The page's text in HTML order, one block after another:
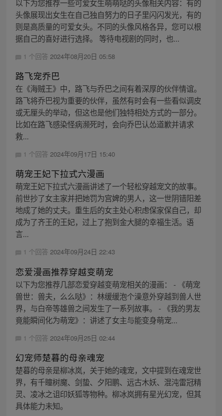
以下为您推荐一些可爱女生萌萌哒的头像相关内容：有的
头像展现出女生在自己独自努力的日子里闪闪发光，有的
则是高质量的可爱女头。不同的头像风格各异，您可以根
据自己的喜好进行选择。 等待电视剧的同时，也...
1 个回答 2024年08月20日 05:58
路飞宠乔巴
在《海贼王》中，路飞与乔巴之间有着深厚的伙伴情谊。
路飞将乔巴视为重要的伙伴，虽然有时会有一些看似调皮
或无厘头的举动，但这也是他们独特相处方式的一部分。
比如在路飞感染怪病濒死时，会向乔巴认怂道歉并请求
救...
1 个回答 2024年09月17日 15:40
萌宠王妃下拉式六漫画
萌宠王妃下拉式六漫画讲述了一个轻松穿越宠文的故事。
前世抄了女主家并把她罚为宫婢的男人，这一世阴错阳差
地成了她的丈夫。重生后的女主处心积虑保家保自己，却
成为了齐王的王妃，过上了抱到金大腿的幸福生活。语
言...
1 个回答 2024年09月24日 22:43
恋爱漫画推荐穿越变萌宠
以下为您推荐几部恋爱穿越变萌宠相关的漫画： - 《萌宠
兽世：兽夫，么么哒》：林缓缓泡个澡意外穿越到兽人世
界，与白帝等雄兽之间发生了一系列故事。 - 《我的男友
竟能瞬间化为萌宠》：讲述了女主与能变身萌宠...
1 个回答 2024年09月25日 02:44
幻宠师楚暮的母亲魂宠
楚暮的母亲是柳冰岚，关于她的魂宠，文中提到在魂宠世
界，有千瞳树魔、剑蛰、夕阳鹏、远古木妖、混沌雷冠精
灵、凌冰之诅印妖狐等物种。柳冰岚拥有星光幻宠，但其
具体能力未知。